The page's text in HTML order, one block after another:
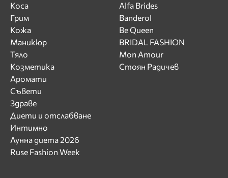
Коса
Грим
Кожа
Маникюр
Тяло
Козметика
Аромати
Съвети
Здраве
Диети и отслабване
Интимно
Лунна диета 2026
Ruse Fashion Week
Alfa Brides
Banderol
Be Queen
BRIDAL FASHION
Mon Amour
Стоян Радичев